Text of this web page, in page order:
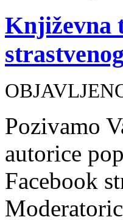
Književna
Pozivamo
autorice
Facebook